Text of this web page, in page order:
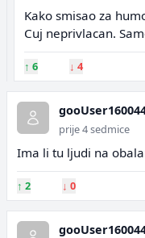
Kako smisao za
Cuj neprivlacan.
↑ 6 ↓ 4
prije 4 sedmice
Ima li tu ljudi na
↑ 2 ↓ 0